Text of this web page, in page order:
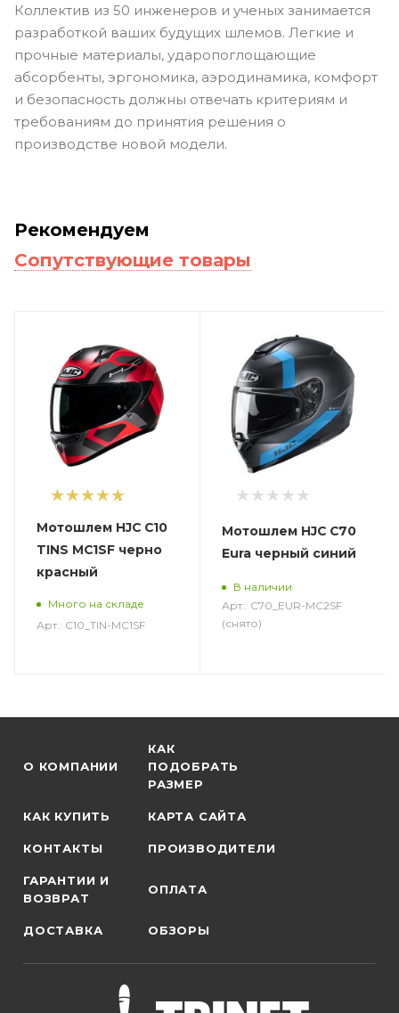
Коллектив из 50 инженеров и ученых занимается
разработкой ваших будущих шлемов. Легкие и
прочные материалы, ударопоглощающие
абсорбенты, эргономика, аэродинамика, комфорт
и безопасность должны отвечать критериям и
требованиям до принятия решения о
производстве новой модели.
Рекомендуем
Сопутствующие товары
1
Мотошлем HJC C10
TINS MC1SF черно
красный
Много на складе
Арт.: C10_TIN-MC1SF
Мотошлем HJC C70
Eura черный синий
В наличии
Арт.: C70_EUR-MC2SF
(снято)
О КОМПАНИИ
КАК
ПОДОБРАТЬ
РАЗМЕР
КАК КУПИТЬ КАРТА САЙТА
КОНТАКТЫ ПРОИЗВОДИТЕЛИ
ГАРАНТИИ И
ВОЗВРАТ
ОПЛАТА
ДОСТАВКА ОБЗОРЫ